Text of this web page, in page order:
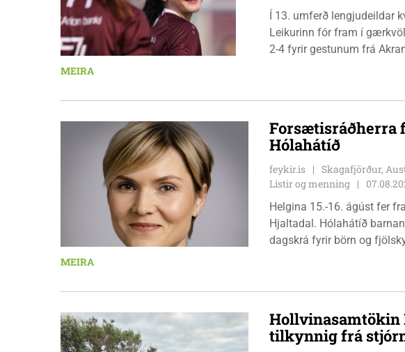
Í 13. umferð lengjudeildar
Leikurinn fór fram í
2-4 fyrir gestunum frá
MEIRA
Forsætisráðherra
Hólahátíð
feykir.is
Skagafjörður,
Listir og menning
Helgina 15.-16. ágúst fer
Hjaltadal. Hólahátíð
dagskrá fyrir börn og
MEIRA
Hollvinasamtökin
tilkynnig frá